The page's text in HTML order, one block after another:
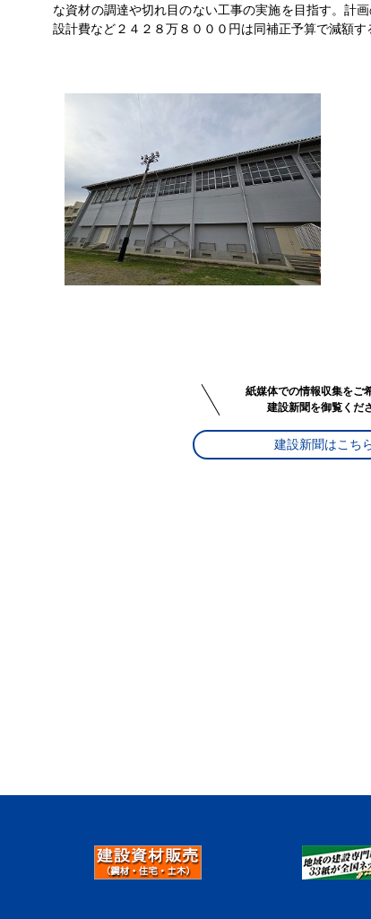
な資材の調達や切れ目のない工事の実施を目指す。計
設計費など２４２８万８０００円は同補正予算で減額す
紙媒体での情報収集をご
建設新聞を御覧くだ
建設新聞はこち